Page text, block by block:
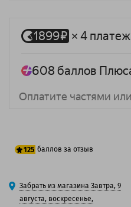
125 баллов за отзыв
100 баллов
125 баллов
Забрать из магазина Завтра, 9
августа, воскресенье,